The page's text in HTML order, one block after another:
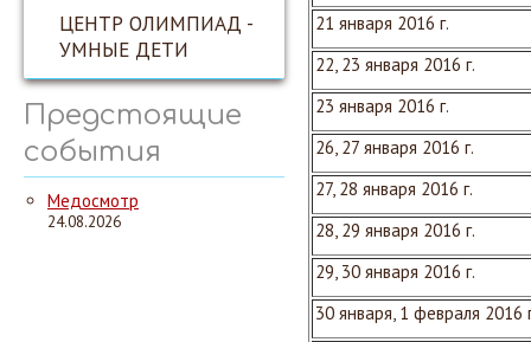
ЦЕНТР ОЛИМПИАД -
УМНЫЕ ДЕТИ
Предстоящие
события
Медосмотр
24.08.2026
21 января 2016 г.
22, 23 января 2016 г.
23 января 2016 г.
26, 27 января 2016 г.
27, 28 января 2016 г.
28, 29 января 2016 г.
29, 30 января 2016 г.
30 января, 1 февраля 2016